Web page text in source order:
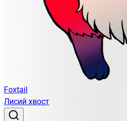
Foxtail
Лисий хвост